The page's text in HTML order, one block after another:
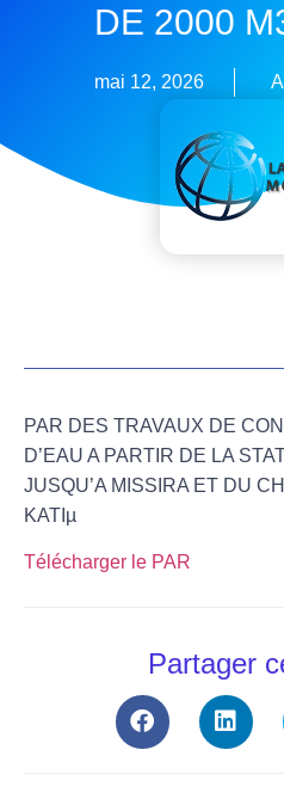
DE 2000
mai 12, 2026
PAR DES TRAVAUX DE
D’EAU A PARTIR DE LA
JUSQU’A MISSIRA ET DU
KATIµ
Télécharger le PAR
Partager